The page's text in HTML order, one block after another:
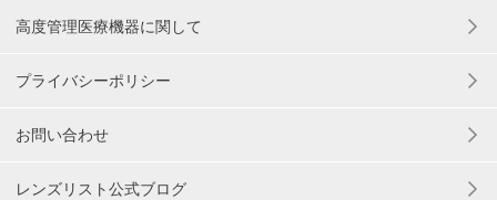
高度管理医療機器に関して
プライバシーポリシー
お問い合わせ
レンズリスト公式ブログ